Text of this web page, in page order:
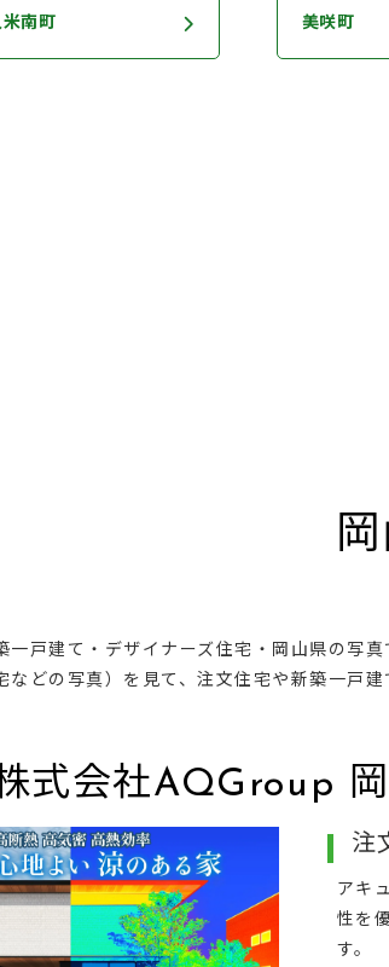
南町 美咲町
一戸建て・デザイナーズ住宅・岡山県の写
などの写真）を見て、注文住宅や新築一戸
式会社AQGroup
注
アキ
性を
す。